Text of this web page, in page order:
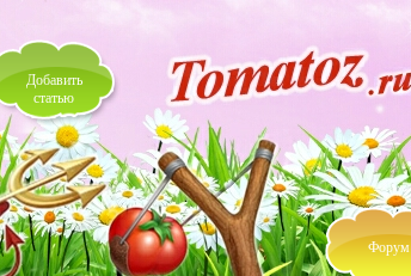
Добавить
статью
Форум